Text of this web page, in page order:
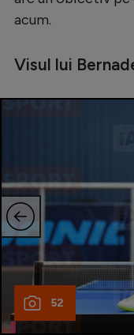
Auto
Rugby
acum.
Visul lui
52